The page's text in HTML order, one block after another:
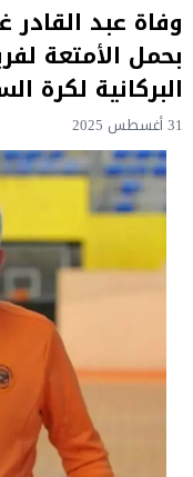
وفاة عبد
بحمل الأمتعة
البركانية لكرة
31 أغسطس 2025